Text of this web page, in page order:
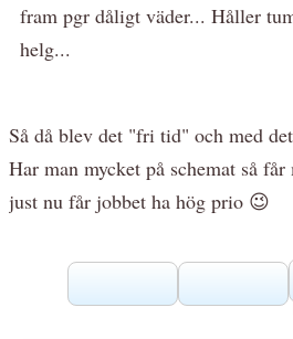
fram pgr dåligt väder... Håller
helg...
Så då blev det "fri tid" och med
Har man mycket på schemat så
just nu får jobbet ha hög prio 😉